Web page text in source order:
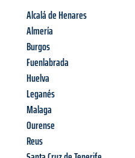
Alcalá de Henares
Almería
Burgos
Fuenlabrada
Huelva
Leganés
Malaga
Ourense
Reus